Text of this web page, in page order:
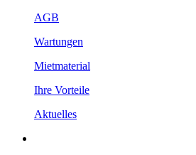
AGB
Wartungen
Mietmaterial
Ihre Vorteile
Aktuelles